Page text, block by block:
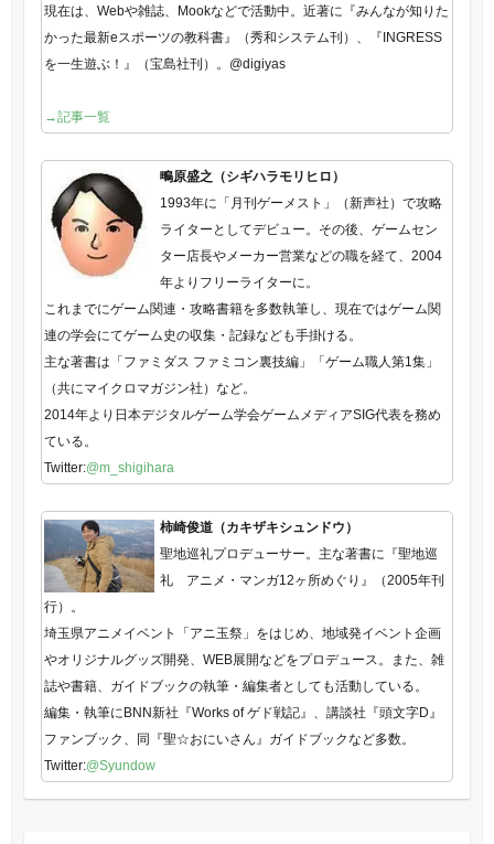
現在は、Webや雑誌、Mookなどで活動中。近著に『みんなが知りた
かった最新eスポーツの教科書』（秀和システム刊）、『INGRESS
を一生遊ぶ！』（宝島社刊）。@digiyas
→記事一覧
鴫原盛之（シギハラモリヒロ）
1993年に「月刊ゲーメスト」（新声社）で攻略
ライターとしてデビュー。その後、ゲームセン
ター店長やメーカー営業などの職を経て、2004
年よりフリーライターに。
これまでにゲーム関連・攻略書籍を多数執筆し、現在ではゲーム関
連の学会にてゲーム史の収集・記録なども手掛ける。
主な著書は「ファミダス ファミコン裏技編」「ゲーム職人第1集」
（共にマイクロマガジン社）など。
2014年より日本デジタルゲーム学会ゲームメディアSIG代表を務め
ている。
Twitter:@m_shigihara
柿崎俊道（カキザキシュンドウ）
聖地巡礼プロデューサー。主な著書に『聖地巡
礼 アニメ・マンガ12ヶ所めぐり』（2005年刊
行）。
埼玉県アニメイベント「アニ玉祭」をはじめ、地域発イベント企画
やオリジナルグッズ開発、WEB展開などをプロデュース。また、雑
誌や書籍、ガイドブックの執筆・編集者としても活動している。
編集・執筆にBNN新社『Works of ゲド戦記』、講談社『頭文字D』
ファンブック、同『聖☆おにいさん』ガイドブックなど多数。
Twitter:@Syundow